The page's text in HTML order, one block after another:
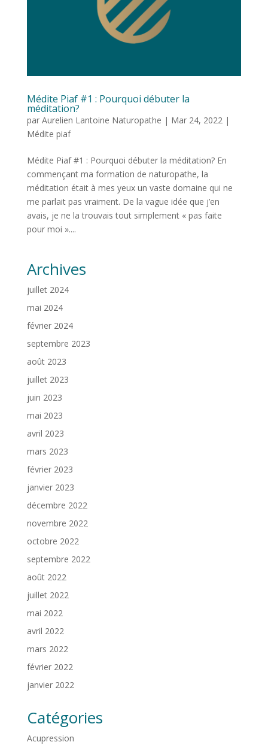
Médite Piaf #1 : Pourquoi débuter la
méditation?
par Aurelien Lantoine Naturopathe | Mar 24, 2022 |
Médite piaf
Médite Piaf #1 : Pourquoi débuter la méditation? En
commençant ma formation de naturopathe, la
méditation était à mes yeux un vaste domaine qui ne
me parlait pas vraiment. De la vague idée que j’en
avais, je ne la trouvais tout simplement « pas faite
pour moi »....
Archives
juillet 2024
mai 2024
février 2024
septembre 2023
août 2023
juillet 2023
juin 2023
mai 2023
avril 2023
mars 2023
février 2023
janvier 2023
décembre 2022
novembre 2022
octobre 2022
septembre 2022
août 2022
juillet 2022
mai 2022
avril 2022
mars 2022
février 2022
janvier 2022
Catégories
Acupression